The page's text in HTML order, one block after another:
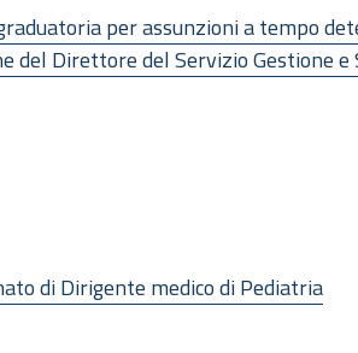
per assunzioni a tempo
del Direttore del Servizio Gestione
di Dirigente medico di Pediatria